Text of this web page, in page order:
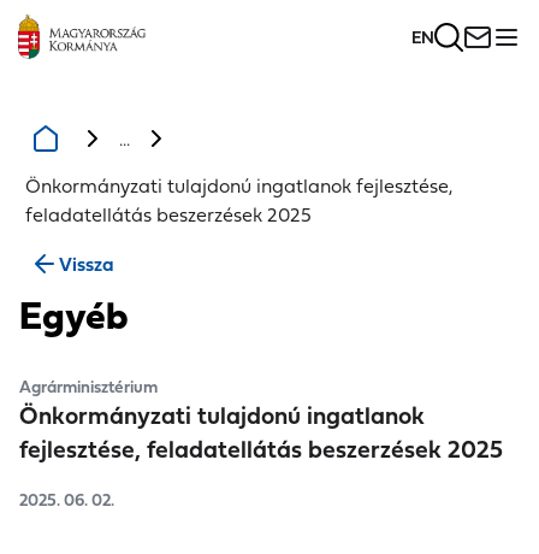
EN
...
Önkormányzati tulajdonú ingatlanok fejlesztése,
feladatellátás beszerzések 2025
Vissza
Egyéb
Agrárminisztérium
Önkormányzati tulajdonú ingatlanok
fejlesztése, feladatellátás beszerzések 2025
2025. 06. 02.